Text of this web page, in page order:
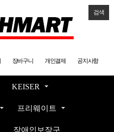
검색
장바구니 개인결제 공지사항
KEISER
프리웨이트
장애인보장구